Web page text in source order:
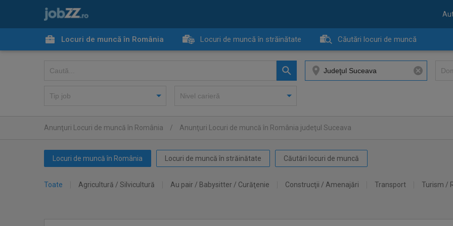
Locuri de muncă în România Locuri de muncă în străinătate Căutări locuri de muncă
Anunţuri Locuri de muncă în România / Anunţuri Locuri de muncă în România judeţul Suceava
Locuri de muncă în România Locuri de muncă în străinătate Căutări locuri de muncă
Toate Agricultură / Silvicultură Au pair / Babysitter / Curăţenie Construcţii / Amenajări Transport Turism /